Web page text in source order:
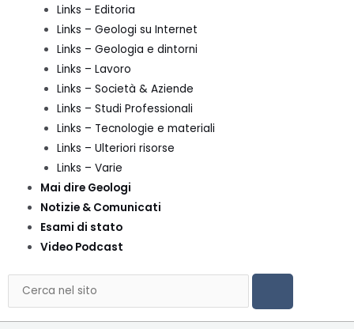
Links – Editoria
Links – Geologi su Internet
Links – Geologia e dintorni
Links – Lavoro
Links – Società & Aziende
Links – Studi Professionali
Links – Tecnologie e materiali
Links – Ulteriori risorse
Links – Varie
Mai dire Geologi
Notizie & Comunicati
Esami di stato
Video Podcast
Cerca CERCA